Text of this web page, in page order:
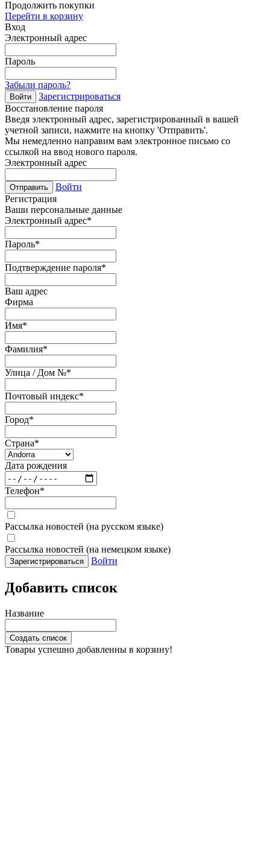
Продолжить покупки
Перейти в корзину
Вход
Электронный адрес
Пароль
Забыли пароль?
Войти
Зарегистрироваться
Восстановление пароля
Введя электронный адрес, зарегистрированный в вашей
учетной записи, нажмите на кнопку 'Отправить'.
Мы немедленно направим вам электронное письмо со
ссылкой на ввод нового пароля.
Электронный адрес
Отправить
Войти
Регистрация
Ваши персональные данные
Электронный адрес*
Пароль*
Подтверждение пароля*
Ваш адрес
Фирма
Имя*
Фамилия*
Улица / Дом №*
Почтовый индекс*
Город*
Страна*
Дата рождения
Телефон*
Рассылка новостей (на русском языке)
Рассылка новостей (на немецком языке)
Зарегистрироваться Войти
Добавить список
Название
Создать список
Товары успешно добавленны в корзину!